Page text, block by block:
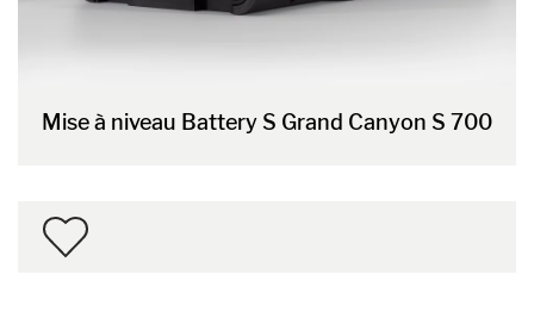
Mise à niveau Battery S Grand Canyon S 700